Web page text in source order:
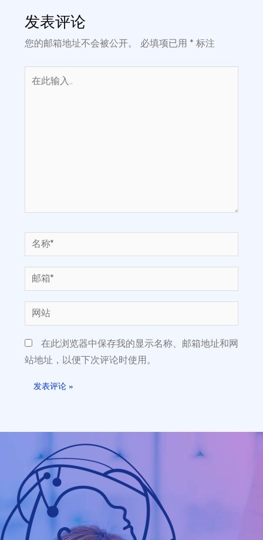
发表评论
您的邮箱地址不会被公开。 必填项已用 *标注
在此浏览器中保存我的显示名称、邮箱地址和网
站地址，以便下次评论时使用。